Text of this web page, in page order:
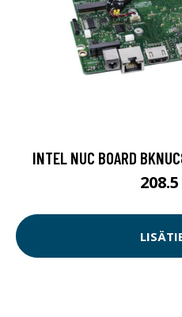
INTEL NUC BOARD